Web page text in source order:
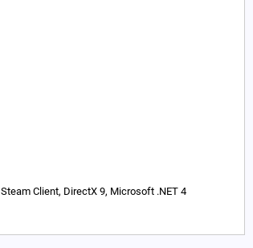
Client, DirectX 9, Microsoft .NET 4